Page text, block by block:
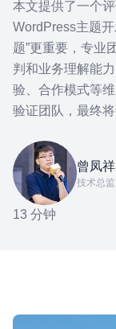
本文提供了一个
WordPress主题开
题”更重要，专业
判和业务理解能
验、合作模式等
验证团队，最终
曾凤祥
技术总监
13 分钟